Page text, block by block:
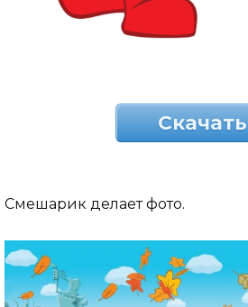
Скачать
Смешарик делает фото.